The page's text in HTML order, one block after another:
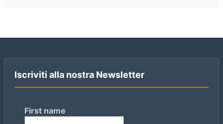
Iscriviti alla nostra Newsletter
First name